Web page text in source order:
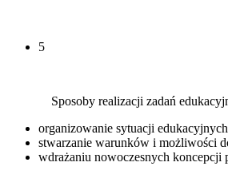
5
Sposoby realizacji zadań
organizowanie sytuacji
stwarzanie warunków i możliwości
wdrażaniu nowoczesnych koncepcji